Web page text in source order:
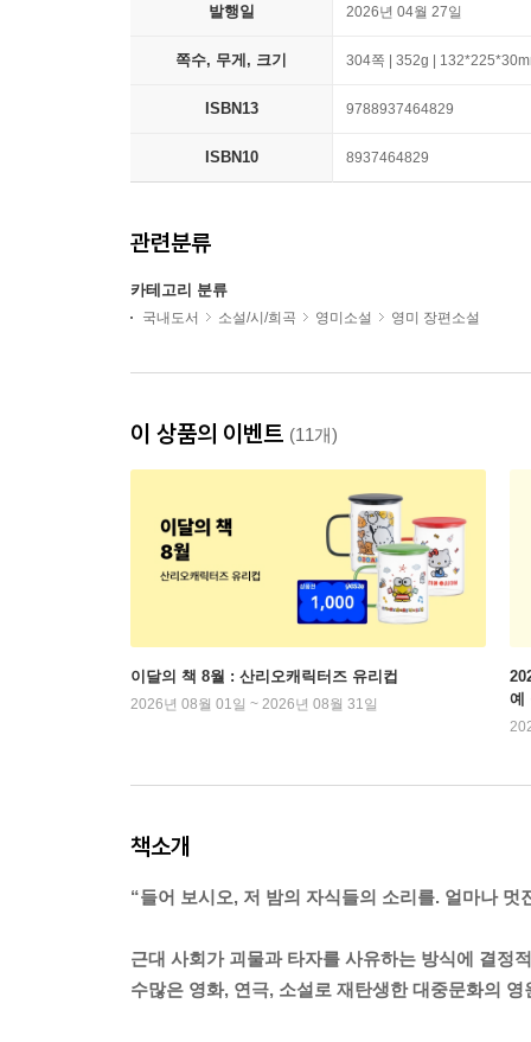
발행일 2026년 04월 27일
쪽수, 무게, 크기 304쪽 | 352g |
ISBN13 9788937464829
ISBN10 8937464829
관련분류
카테고리 분류
국내도서 소설/시/희곡 영미소설 영미 장편소설
이 상품의 이벤트 (11개)
이달의 책 8월 : 산리오캐릭터즈 유리컵
2026년 08월 01일 ~ 2026년 08월 31일
예
책소개
“들어 보시오, 저 밤의 자식들의 소리를. 얼마나 멋
근대 사회가 괴물과 타자를 사유하는 방식에 결정
수많은 영화, 연극, 소설로 재탄생한 대중문화의 영